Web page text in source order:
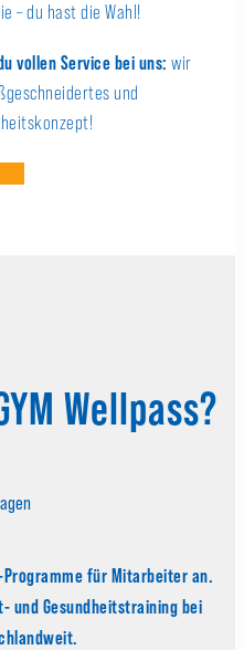
– du hast die Wahl!
vollen Service bei uns: wir
und
Wellpass?
Programme für Mitarbeiter an.
und Gesundheitstraining bei